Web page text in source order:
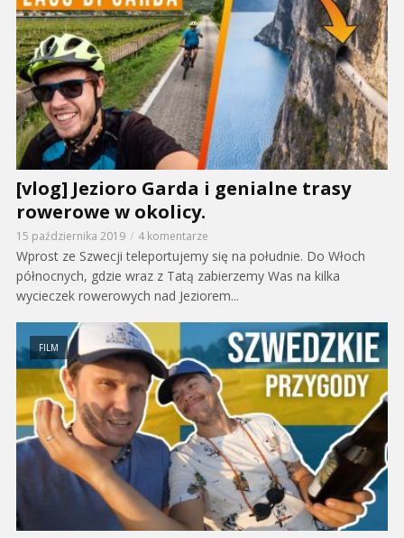
[vlog] Jezioro Garda i genialne trasy
rowerowe w okolicy.
15 października 2019 4 komentarze
Wprost ze Szwecji teleportujemy się na południe. Do Włoch
północnych, gdzie wraz z Tatą zabierzemy Was na kilka
wycieczek rowerowych nad Jeziorem...
FILM